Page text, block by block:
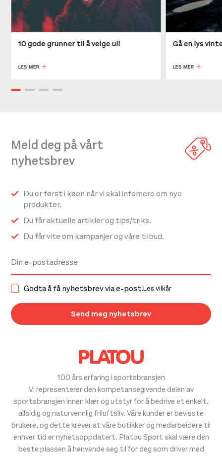
10 gode grunner til å velge ull
LES MER
Gå en lys
LES MER
100 års erfaring i sportsbransjen
Vi representerer den kompetansegivende delen av
sportsbransjen innen klær og utstyr for å bedrive et enkelt,
allsidig og naturvennlig friluftsliv. Våre kunder er bevisste
brukere, og dette krever at våre butikker og medarbeidere til
enhver tid er nyhetsoppdatert. Platou Sport skal være den
beste plassen å henvende seg til for deg som driver med
Meld deg på vårt
nyhetsbrev
Du er først i køen når vi skal infomere om nye
produkter.
Du får aktuelle artikler og tips/triks.
Du får vite om kampanjer og våre tilbud.
Godta å få nyhetsbrev via e-post.Les vilkår